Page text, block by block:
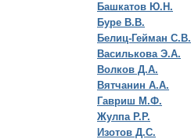
Башкатов Ю.Н.
Буре В.В.
Белиц-Гейман С.В.
Василькова Э.А.
Волков Д.А.
Вятчанин А.А.
Гавриш М.Ф.
Жулпа Р.Р.
Изотов Д.С.